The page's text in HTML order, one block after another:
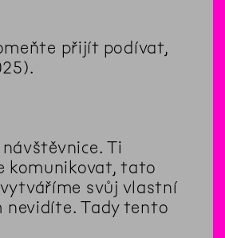
přijít podívat,
Ti
komunikovat, tato
svůj vlastní
nevidíte. Tady tento